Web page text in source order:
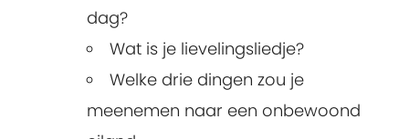
dag?
Wat is je lievelingsliedje?
Welke drie dingen zou je
meenemen naar een onbewoond